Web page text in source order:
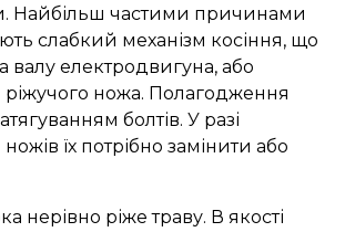
Найбільш частими причинами
слабкий механізм косіння, що
валу електродвигуна, або
ножа. Полагодження
болтів. У разі
їх потрібно замінити або
нерівно ріже траву. В якості